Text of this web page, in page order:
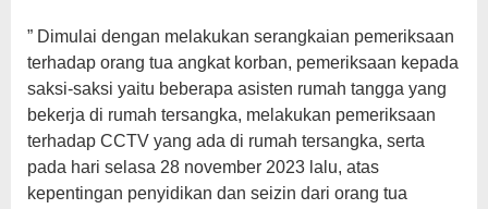
” Dimulai dengan melakukan serangkaian pemeriksaan
terhadap orang tua angkat korban, pemeriksaan kepada
saksi-saksi yaitu beberapa asisten rumah tangga yang
bekerja di rumah tersangka, melakukan pemeriksaan
terhadap CCTV yang ada di rumah tersangka, serta
pada hari selasa 28 november 2023 lalu, atas
kepentingan penyidikan dan seizin dari orang tua